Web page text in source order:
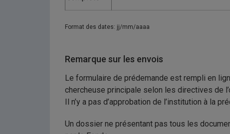
Format des dates: jj/mm/aaaa
Remarque sur les envois
Le formulaire de prédemande est rempli en
chercheuse principale selon les directives de
Il n’y a pas d’approbation de l’institution à la
Un dossier ne présentant pas tous les